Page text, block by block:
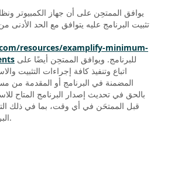
يوافق الممتحِن على أن جهاز الكمبيوتر
تثبيت البرنامج عليه يتوافق مع الحد الأدنى
resources/examplify-minimum-
اتباع وتنفيذ كافة إجراءات التثبيت
المضمنة في البرنامج أو المقدمة من
قبل الممتحَن في أي وقت، بما في ذلك
البرنامج المثبت للممتحَن.